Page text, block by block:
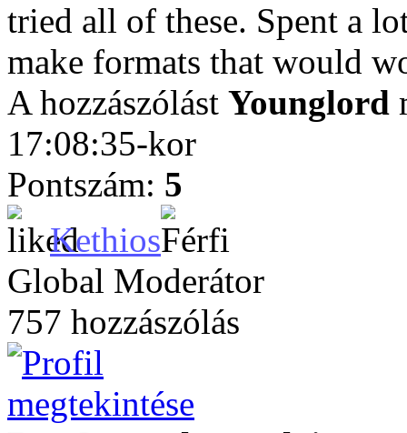
tried all of these. Spent a
make formats that would
A hozzászólást Younglord
17:08:35-kor
Pontszám: 5
Kethios
Global Moderátor
757 hozzászólás